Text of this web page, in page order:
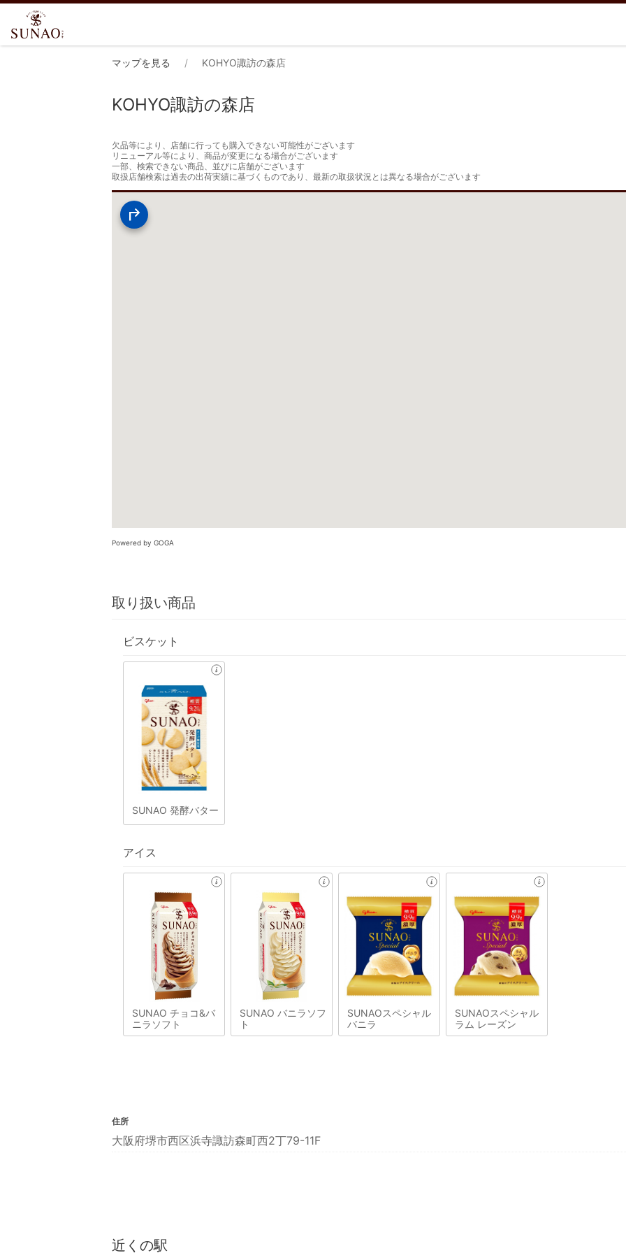
マップを見る KOHYO諏訪の森店
KOHYO諏訪の森店
欠品等により、店舗に行っても購入できない可能性がございます
リニューアル等により、商品が変更になる場合がございます
一部、検索できない商品、並びに店舗がございます
取扱店舗検索は過去の出荷実績に基づくものであり、最新の取扱状況とは異なる場合がございます
Powered by GOGA
取り扱い商品
ビスケット
SUNAO 発酵バター
アイス
SUNAO チョコ&バ
ニラソフト
SUNAO バニラソフ
ト
SUNAOスペシャル
バニラ
SUNAOスペシャル
ラム レーズン
住所
大阪府堺市西区浜寺諏訪森町西2丁79-11F
近くの駅